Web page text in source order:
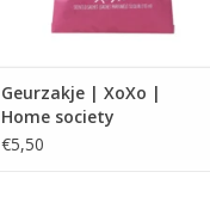
Geurzakje | XoXo |
Home society
€5,50